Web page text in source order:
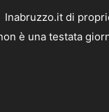
Inabruzzo.it di
è una testata